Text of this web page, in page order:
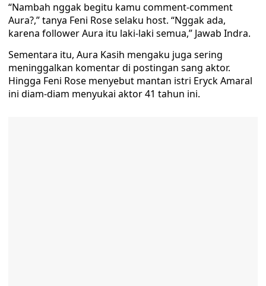
“Nambah nggak begitu kamu comment-comment
Aura?,” tanya Feni Rose selaku host. “Nggak ada,
karena follower Aura itu laki-laki semua,” Jawab Indra.
Sementara itu, Aura Kasih mengaku juga sering
meninggalkan komentar di postingan sang aktor.
Hingga Feni Rose menyebut mantan istri Eryck Amaral
ini diam-diam menyukai aktor 41 tahun ini.